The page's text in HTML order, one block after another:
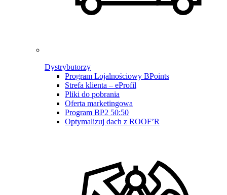
Dystrybutorzy
Program Lojalnościowy BPoints
Strefa klienta – eProfil
Pliki do pobrania
Oferta marketingowa
Program BP2 50:50
Optymalizuj dach z ROOF’R